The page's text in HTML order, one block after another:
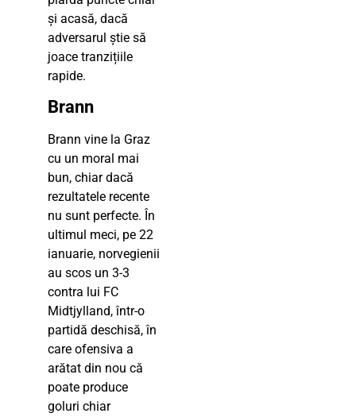
și acasă, dacă
adversarul știe să
joace tranzițiile
rapide.
Brann
Brann vine la Graz
cu un moral mai
bun, chiar dacă
rezultatele recente
nu sunt perfecte. În
ultimul meci, pe 22
ianuarie, norvegienii
au scos un 3-3
contra lui FC
Midtjylland, într-o
partidă deschisă, în
care ofensiva a
arătat din nou că
poate produce
goluri chiar